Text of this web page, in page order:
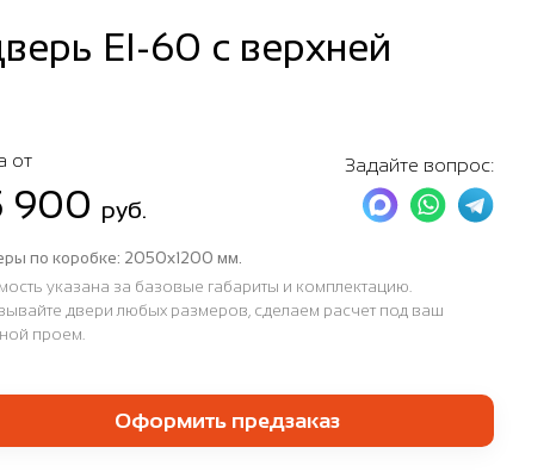
EI-60 с верхней
от
900 руб.
Задайте вопрос:
по коробке: 2050х1200 мм.
указана за базовые габариты и комплектацию.
двери любых размеров, сделаем расчет под ваш
проем.
Оформить предзаказ